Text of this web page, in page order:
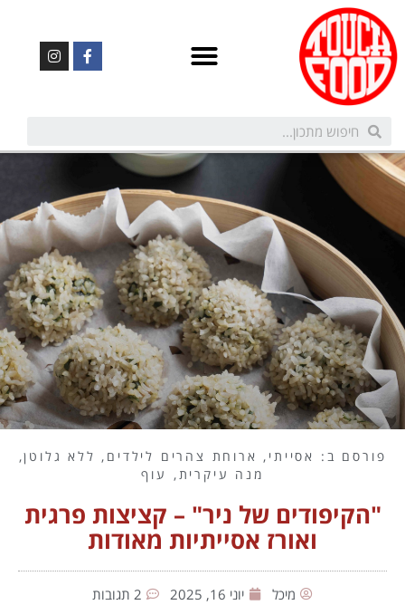
פורסם ב: אסייתי , ארוחת צהרים לילדים , ללא גלוטן,
מנה עיקרית, עוף
"הקיפודים של ניר" – קציצות פרגית
ואורז אסייתיות מאודות
מיכל יוני 16, 2025 2 תגובות